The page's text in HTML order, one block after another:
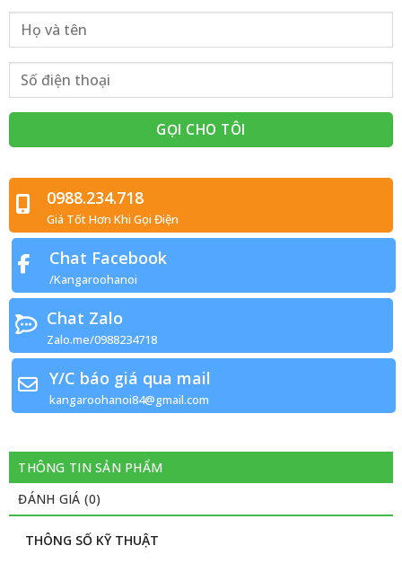
0988.234.718
Giá Tốt Hơn Khi Gọi Điện
Chat Facebook
/Kangaroohanoi
Chat Zalo
Zalo.me/0988234718
Y/C báo giá qua mail
kangaroohanoi84@gmail.com
THÔNG TIN SẢN PHẨM
ĐÁNH GIÁ (0)
THÔNG SỐ KỸ THUẬT